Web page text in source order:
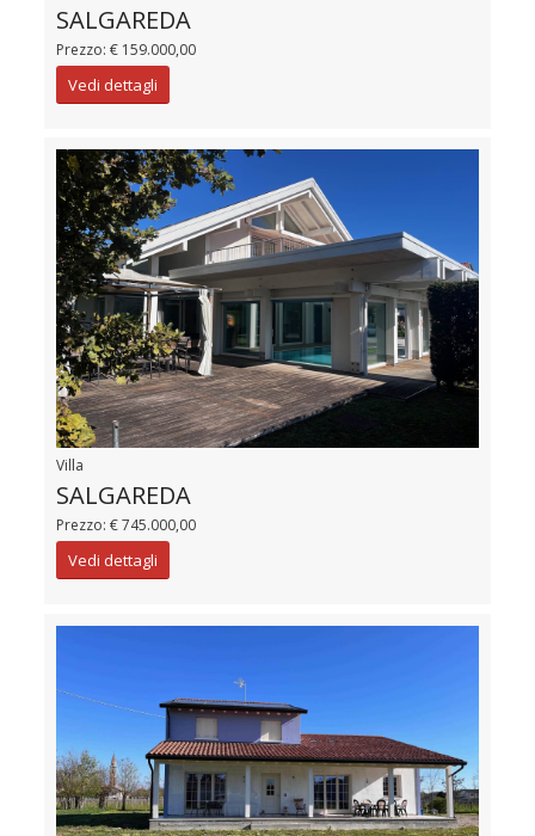
SALGAREDA
Prezzo: € 159.000,00
Vedi dettagli
Villa
SALGAREDA
Prezzo: € 745.000,00
Vedi dettagli